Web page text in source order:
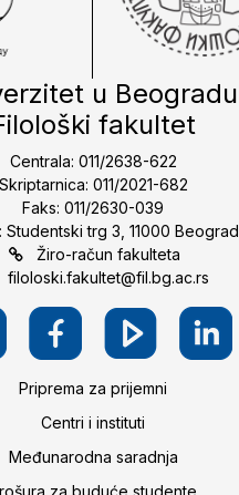
u Beogradu
fakultet
Centrala: 011/2638-622
Skriptarnica: 011/2021-682
Faks: 011/2630-039
Studentski trg 3, 11000 Beograd
Žiro-račun fakulteta
filoloski.fakultet@fil.bg.ac.rs
Priprema za prijemni
Centri i instituti
Međunarodna saradnja
za buduće studente